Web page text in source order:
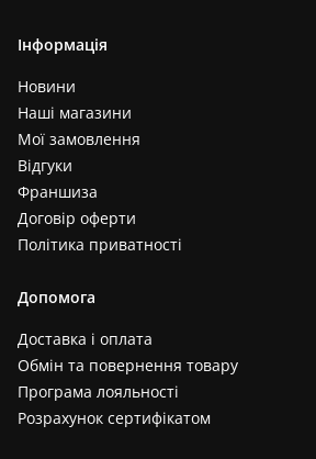
Інформація
Новини
Наші магазини
Мої замовлення
Відгуки
Франшиза
Договір оферти
Політика приватності
Допомога
Доставка і оплата
Обмін та повернення товару
Програма лояльності
Розрахунок сертифікатом